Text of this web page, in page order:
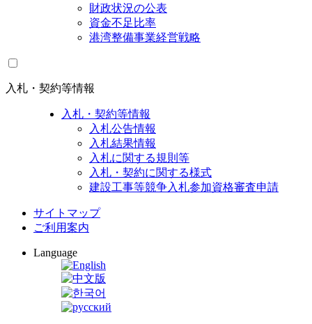
財政状況の公表
資金不足比率
港湾整備事業経営戦略
入札・契約等情報
入札・契約等情報
入札公告情報
入札結果情報
入札に関する規則等
入札・契約に関する様式
建設工事等競争入札参加資格審査申請
サイトマップ
ご利用案内
Language